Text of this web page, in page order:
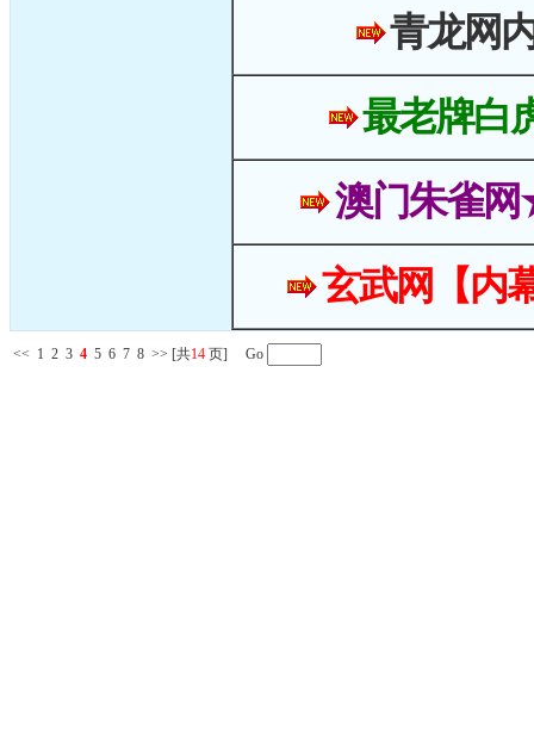
青龙网
最老牌白
澳门朱雀
玄武网【内
<< 1 2 3 4 5 6 7 8 >> [共14 页] Go